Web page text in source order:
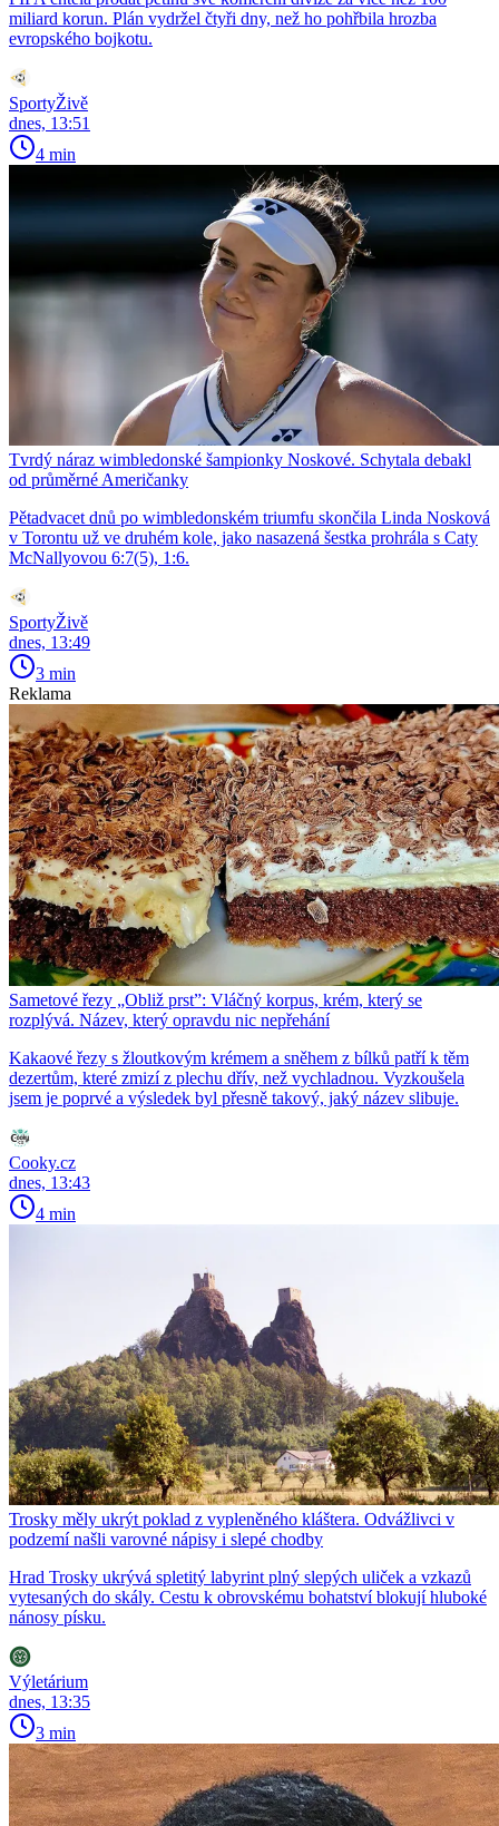
miliard korun. Plán vydržel čtyři dny, než ho pohřbila hrozba
evropského bojkotu.
SportyŽivě
dnes, 13:51
4 min
Tvrdý náraz wimbledonské šampionky Noskové. Schytala debakl
od průměrné Američanky
Pětadvacet dnů po wimbledonském triumfu skončila Linda Nosková
v Torontu už ve druhém kole, jako nasazená šestka prohrála s Caty
McNallyovou 6:7(5), 1:6.
SportyŽivě
dnes, 13:49
3 min
Reklama
Sametové řezy „Obliž prst”: Vláčný korpus, krém, který se
rozplývá. Název, který opravdu nic nepřehání
Kakaové řezy s žloutkovým krémem a sněhem z bílků patří k těm
dezertům, které zmizí z plechu dřív, než vychladnou. Vyzkoušela
jsem je poprvé a výsledek byl přesně takový, jaký název slibuje.
Cooky.cz
dnes, 13:43
4 min
Trosky měly ukrýt poklad z vypleněného kláštera. Odvážlivci v
podzemí našli varovné nápisy i slepé chodby
Hrad Trosky ukrývá spletitý labyrint plný slepých uliček a vzkazů
vytesaných do skály. Cestu k obrovskému bohatství blokují hluboké
nánosy písku.
Výletárium
dnes, 13:35
3 min